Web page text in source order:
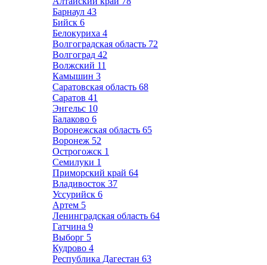
Барнаул 43
Бийск 6
Белокуриха 4
Волгоградская область 72
Волгоград 42
Волжский 11
Камышин 3
Саратовская область 68
Саратов 41
Энгельс 10
Балаково 6
Воронежская область 65
Воронеж 52
Острогожск 1
Семилуки 1
Приморский край 64
Владивосток 37
Уссурийск 6
Артем 5
Ленинградская область 64
Гатчина 9
Выборг 5
Кудрово 4
Республика Дагестан 63